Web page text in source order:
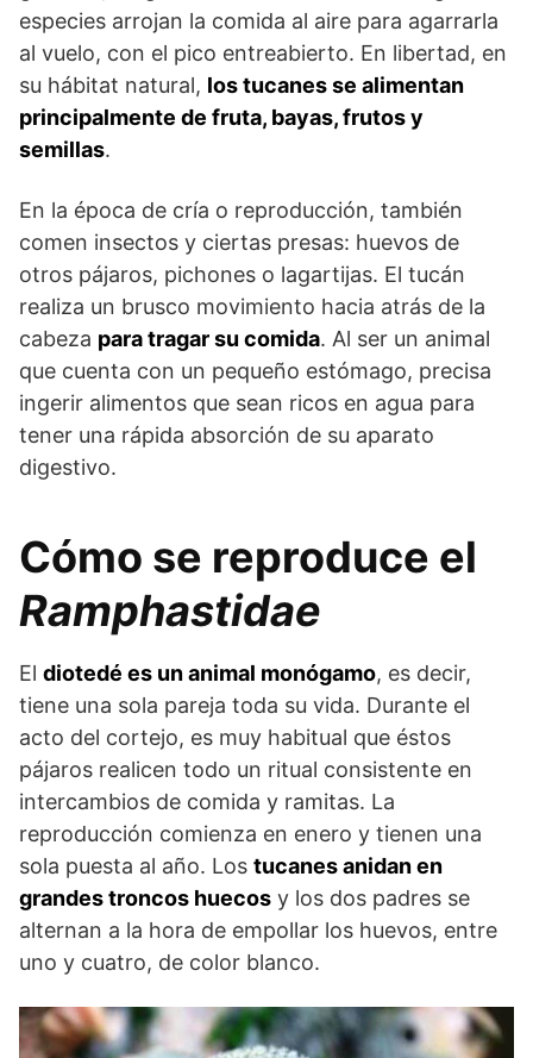
especies arrojan la comida al aire para agarrarla
al vuelo, con el pico entreabierto. En libertad, en
su hábitat natural, los tucanes se alimentan
principalmente de fruta, bayas, frutos y
semillas.
En la época de cría o reproducción, también
comen insectos y ciertas presas: huevos de
otros pájaros, pichones o lagartijas. El tucán
realiza un brusco movimiento hacia atrás de la
cabeza para tragar su comida. Al ser un animal
que cuenta con un pequeño estómago, precisa
ingerir alimentos que sean ricos en agua para
tener una rápida absorción de su aparato
digestivo.
Cómo se reproduce el
Ramphastidae
El diotedé es un animal monógamo, es decir,
tiene una sola pareja toda su vida. Durante el
acto del cortejo, es muy habitual que éstos
pájaros realicen todo un ritual consistente en
intercambios de comida y ramitas. La
reproducción comienza en enero y tienen una
sola puesta al año. Los tucanes anidan en
grandes troncos huecos y los dos padres se
alternan a la hora de empollar los huevos, entre
uno y cuatro, de color blanco.